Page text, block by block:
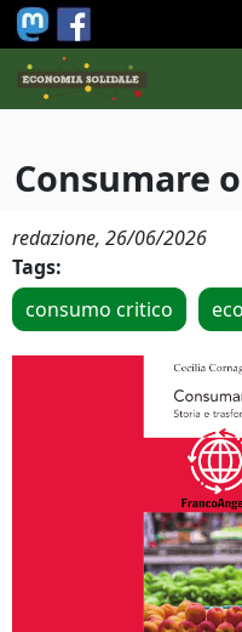
Salta al contenuto
Consumare
redazione, 26/06/2026
Tags:
consumo critico